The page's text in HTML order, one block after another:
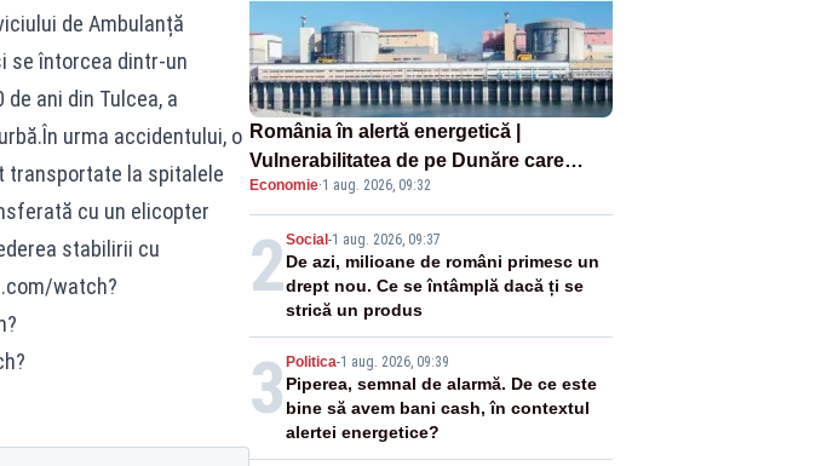
de Ambulanță
se întorcea dintr-un
ani din Tulcea, a
urma accidentului, o
transportate la spitalele
cu un elicopter
stabilirii cu
watch?
România în alertă energetică |
Vulnerabilitatea de pe Dunăre care
pune în pericol Centrala Cernavodă era
cunoscută de pe vremea lui Ceaușescu
Economie·1 aug. 2026, 09:32
2Social -1 aug. 2026, 09:37
De azi, milioane de români primesc un
drept nou. Ce se întâmplă dacă ți se
strică un produs
3 Politica-1 aug. 2026, 09:39
Piperea, semnal de alarmă. De ce este
bine să avem bani cash, în contextul
alertei energetice?